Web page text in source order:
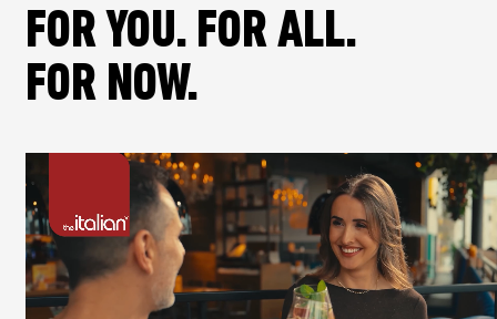
FOR YOU. FOR ALL.
FOR NOW.